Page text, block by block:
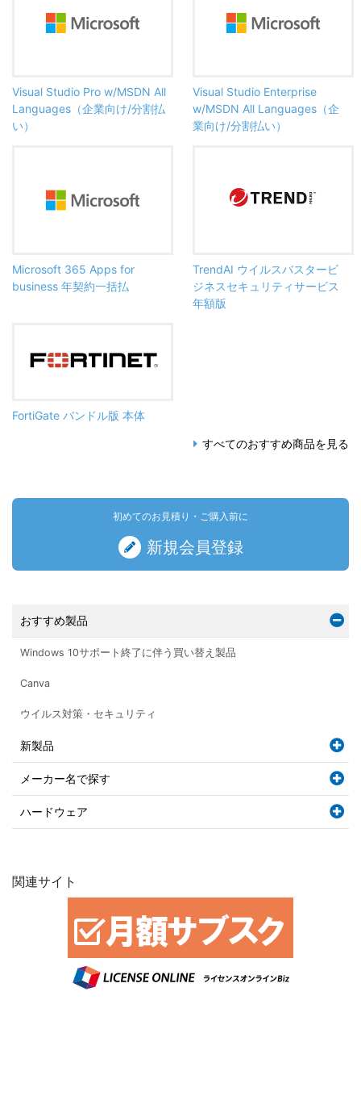
Visual Studio Pro w/MSDN All
Languages（企業向け/分割払
い）
Visual Studio Enterprise
w/MSDN All Languages（企
業向け/分割払い）
Microsoft 365 Apps for
business 年契約一括払
TrendAI ウイルスバスタービ
ジネスセキュリティサービス
年額版
FortiGate バンドル版 本体
すべてのおすすめ商品を見る
初めてのお見積り・ご購入前に
新規会員登録
おすすめ製品
Windows 10サポート終了に伴う買い替え製品
Canva
ウイルス対策・セキュリティ
新製品
メーカー名で探す
ハードウェア
関連サイト